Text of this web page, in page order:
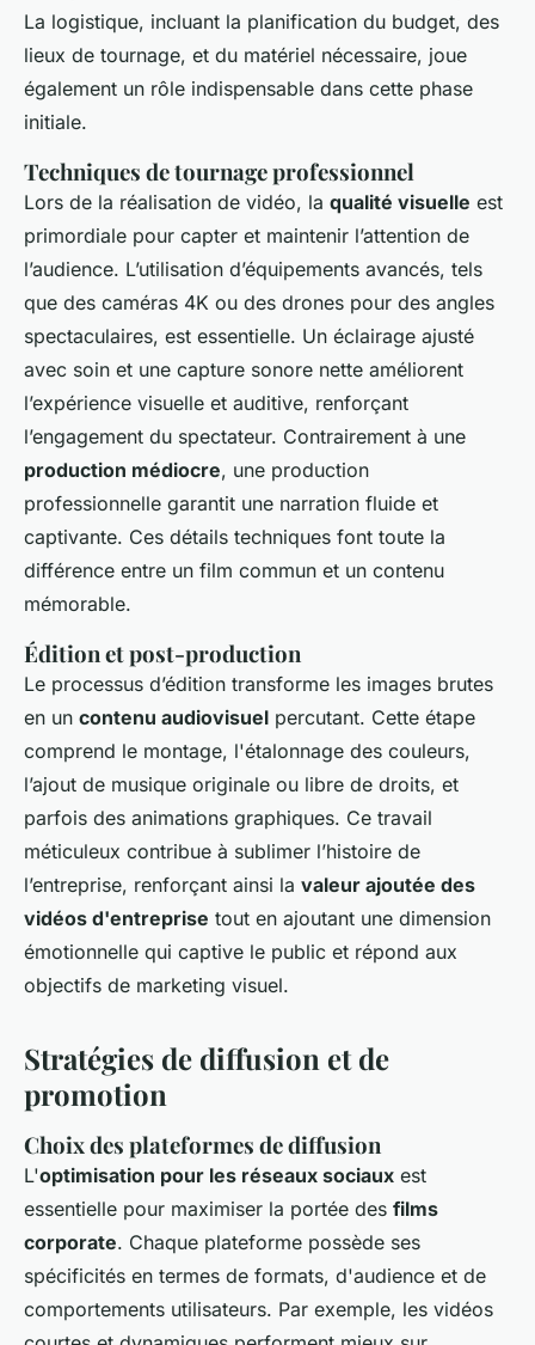
La logistique, incluant la planification du budget, des
lieux de tournage, et du matériel nécessaire, joue
également un rôle indispensable dans cette phase
initiale.
Techniques de tournage professionnel
Lors de la réalisation de vidéo, la qualité visuelle est
primordiale pour capter et maintenir l’attention de
l’audience. L’utilisation d’équipements avancés, tels
que des caméras 4K ou des drones pour des angles
spectaculaires, est essentielle. Un éclairage ajusté
avec soin et une capture sonore nette améliorent
l’expérience visuelle et auditive, renforçant
l’engagement du spectateur. Contrairement à une
production médiocre, une production
professionnelle garantit une narration fluide et
captivante. Ces détails techniques font toute la
différence entre un film commun et un contenu
mémorable.
Édition et post-production
Le processus d’édition transforme les images brutes
en un contenu audiovisuel percutant. Cette étape
comprend le montage, l'étalonnage des couleurs,
l’ajout de musique originale ou libre de droits, et
parfois des animations graphiques. Ce travail
méticuleux contribue à sublimer l’histoire de
l’entreprise, renforçant ainsi la valeur ajoutée des
vidéos d'entreprise tout en ajoutant une dimension
émotionnelle qui captive le public et répond aux
objectifs de marketing visuel.
Stratégies de diffusion et de
promotion
Choix des plateformes de diffusion
L'optimisation pour les réseaux sociaux est
essentielle pour maximiser la portée des films
corporate. Chaque plateforme possède ses
spécificités en termes de formats, d'audience et de
comportements utilisateurs. Par exemple, les vidéos